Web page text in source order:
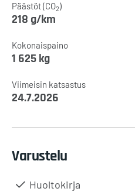
Päästöt (CO2)
218 g/km
Kokonaispaino
1 625 kg
Viimeisin katsastus
24.7.2026
Varustelu
Huoltokirja